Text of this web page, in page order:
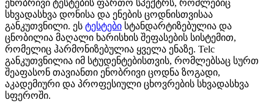
ენობრივი ტესტების ფართო სპექტრს, რომლებიც
სხვადასხვა დონისა და ენების ცოდნისთვისაა
განკუთვნილი. ეს ტესტები სტანდარტიზებულია და
ცნობილია მაღალი ხარისხის შეფასების სისტემით,
რომელიც ჰარმონიზებულია ყველა ენაზე. Telc
განკუთვნილია იმ სტუდენტებისთვის, რომლებსაც სურთ
შეაფასონ თავიანთი ენობრივი ცოდნა ზოგადი,
აკადემიური და პროფესიული ცხოვრების სხვადასხვა
სფეროში.